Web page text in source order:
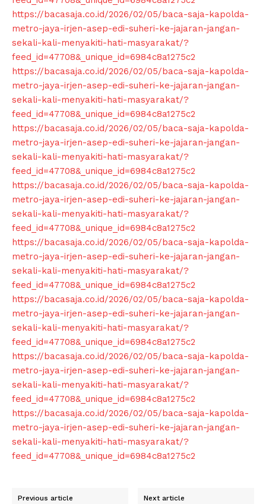
https://bacasaja.co.id/2026/02/05/baca-saja-kapolda-
metro-jaya-irjen-asep-edi-suheri-ke-jajaran-jangan-
sekali-kali-menyakiti-hati-masyarakat/?
feed_id=47708&_unique_id=6984c8a1275c2
https://bacasaja.co.id/2026/02/05/baca-saja-kapolda-
metro-jaya-irjen-asep-edi-suheri-ke-jajaran-jangan-
sekali-kali-menyakiti-hati-masyarakat/?
feed_id=47708&_unique_id=6984c8a1275c2
https://bacasaja.co.id/2026/02/05/baca-saja-kapolda-
metro-jaya-irjen-asep-edi-suheri-ke-jajaran-jangan-
sekali-kali-menyakiti-hati-masyarakat/?
feed_id=47708&_unique_id=6984c8a1275c2
https://bacasaja.co.id/2026/02/05/baca-saja-kapolda-
metro-jaya-irjen-asep-edi-suheri-ke-jajaran-jangan-
sekali-kali-menyakiti-hati-masyarakat/?
feed_id=47708&_unique_id=6984c8a1275c2
https://bacasaja.co.id/2026/02/05/baca-saja-kapolda-
metro-jaya-irjen-asep-edi-suheri-ke-jajaran-jangan-
sekali-kali-menyakiti-hati-masyarakat/?
feed_id=47708&_unique_id=6984c8a1275c2
https://bacasaja.co.id/2026/02/05/baca-saja-kapolda-
metro-jaya-irjen-asep-edi-suheri-ke-jajaran-jangan-
sekali-kali-menyakiti-hati-masyarakat/?
feed_id=47708&_unique_id=6984c8a1275c2
https://bacasaja.co.id/2026/02/05/baca-saja-kapolda-
metro-jaya-irjen-asep-edi-suheri-ke-jajaran-jangan-
sekali-kali-menyakiti-hati-masyarakat/?
feed_id=47708&_unique_id=6984c8a1275c2
https://bacasaja.co.id/2026/02/05/baca-saja-kapolda-
metro-jaya-irjen-asep-edi-suheri-ke-jajaran-jangan-
sekali-kali-menyakiti-hati-masyarakat/?
feed_id=47708&_unique_id=6984c8a1275c2
Previous article Next article